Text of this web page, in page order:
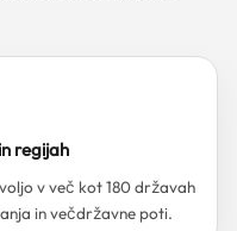
regijah
v več kot 180 državah
in večdržavne poti.